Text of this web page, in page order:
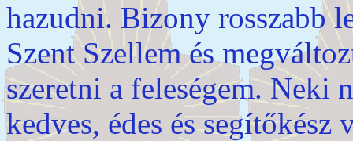
hazudni. Bizony rosszabb
Szent Szellem és
szeretni a feleségem.
kedves, édes és